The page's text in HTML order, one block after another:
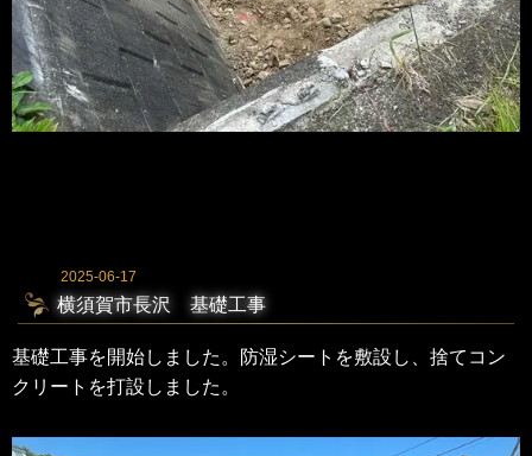
2025-06-17
横須賀市長沢 基礎工事
基礎工事を開始しました。防湿シートを敷設し、捨てコン
クリートを打設しました。